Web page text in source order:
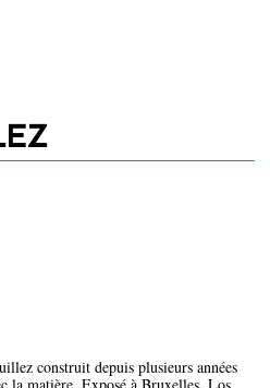
construit depuis plusieurs années